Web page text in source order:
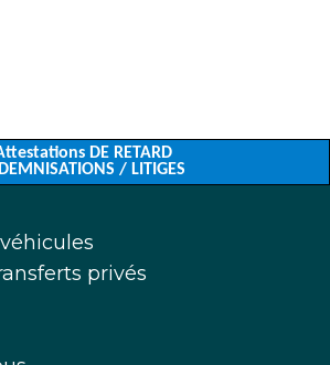
DE RETARD
/ LITIGES
privés